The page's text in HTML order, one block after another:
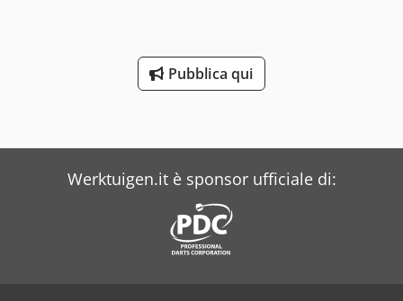
avanzamento - Gli ingranaggi sono di grandi dimensioni,
temprati e rettificati con precisione - La regolazione della
estremamente resistente alla torsione e alle vibrazioni, il
precisa. La fornitura comprende - Lettore digitale a 3 assi
ES-12 V con display LCD - Mandrino a 3 griffe PS3-250 mm /
D8 - Disco di serraggio da 450 mm - Dispositivo di
Pubblica qui
Werktuigen.it è sponsor ufficiale di: